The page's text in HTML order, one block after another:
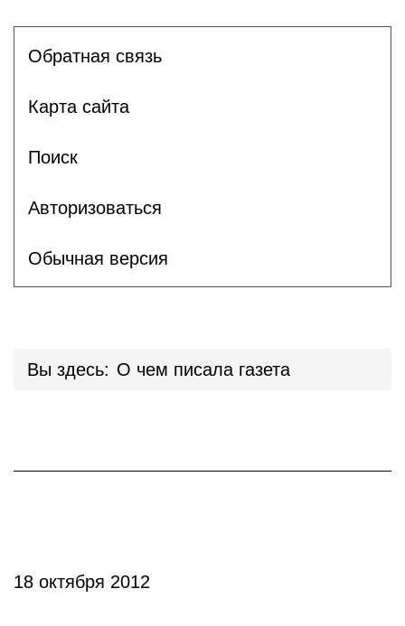
Обратная связь
Карта сайта
Поиск
Авторизоваться
Обычная версия
Вы здесь: О чем писала газета
18 октября 2012